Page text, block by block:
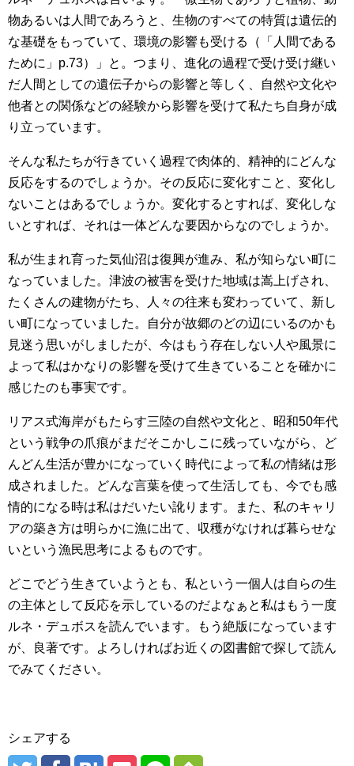
物あるいは人間であろうと、生物のすべての特質は遺伝的
な基礎をもっていて、環境の影響も受ける（「人間である
ために」p.73）」と。つまり、進化の過程で受け受け継い
だ人間としての遺伝子からの影響と等しく、自然や文化や
他者との関係などの経験から影響を受けて私たち自身が成
り立っています。
そんな私たちが行きていく過程で肉体的、精神的にどんな
反応をするのでしょうか。その反応に変化すこと、変化し
ないことはあるでしょうか。変化するとすれば、変化しな
いとすれば、それは一体どんな要因からなのでしょうか。
私が生まれ育った気仙沼は復興が進み、私が知らない町に
なっていました。津波の被害を受けた地域は嵩上げされ、
たくさんの建物がたち、人々の往来も変わっていて、新し
い町になっていました。自分が故郷のどの辺にいるのかも
見迷う思いがしましたが、今はもう存在しない人や風景に
よって私はかなりの影響を受けて生きていることを確かに
感じたのも事実です。
リアス式海岸がもたらす三陸の自然や文化と、昭和50年代
という戦争の爪痕がまだそこかしこに残っていながら、ど
んどん生活が豊かになっていく時代によって私の情緒は形
成されました。どんな言葉を使って生活しても、今でも感
情的になる時は私はだいたい訛ります。また、私のキャリ
アの築き方は明らかに漁に出て、収穫がなければ暮らせな
いという漁民思考によるものです。
どこでどう生きていようとも、私という一個人は自らの生
の主体として反応を示しているのだよなぁと私はもう一度
ルネ・デュボスを読んでいます。もう絶版になっています
が、良著です。よろしければお近くの図書館で探して読ん
でみてください。
シェアする